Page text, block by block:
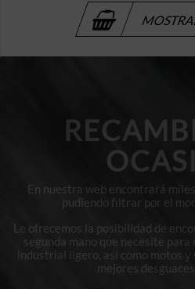
En nuestra web encontrará
pudiendo filtrar por el
Le ofrecemos la posibilidad de
segunda mano que necesite
industrial ligero, así como motos
mejores